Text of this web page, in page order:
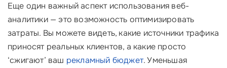
Еще один важный аспект использования веб-
аналитики — это возможность оптимизировать
затраты. Вы можете видеть, какие источники трафика
приносят реальных клиентов, а какие просто
‘сжигают’ ваш рекламный бюджет. Уменьшая